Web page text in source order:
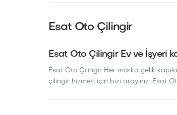
Esat Oto Çilingir
Esat Oto Çilingir Ev ve İşyeri
Esat Oto Çilingir Her marka çelik
çilingir hizmeti için bizi arayınız. Esat